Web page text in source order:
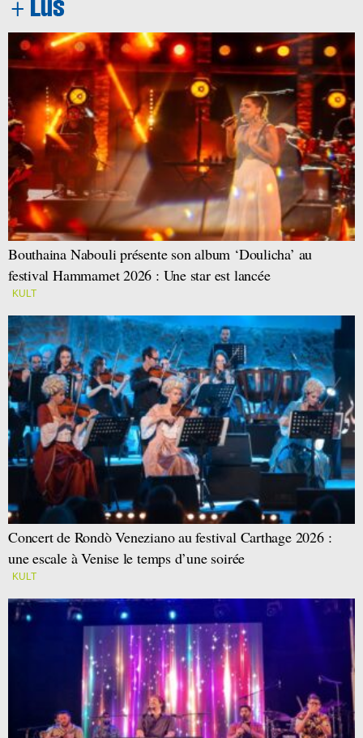
Bouthaina Nabouli présente son album ‘Doulicha’ au
festival Hammamet 2026 : Une star est lancée
KULT
Concert de Rondò Veneziano au festival Carthage 2026 :
une escale à Venise le temps d’une soirée
KULT